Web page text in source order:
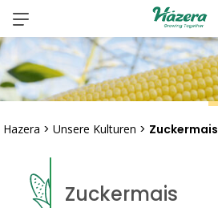
Zum
Inhalt
springen
Hazera > Unsere Kulturen > Zuckermais
Zuckermais